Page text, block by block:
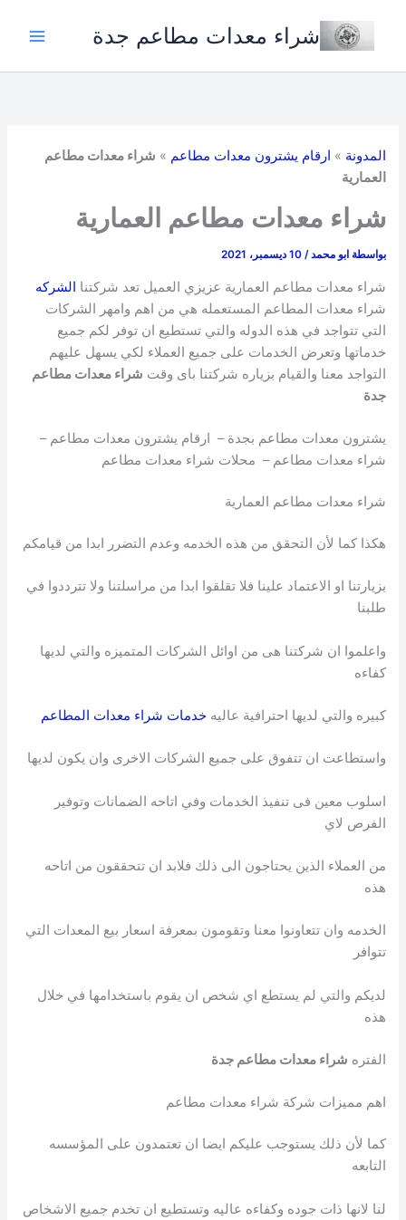
المحتوى
شراء معدات مطاعم جدة
المدونة » ارقام يشترون معدات مطاعم » شراء معدات مطاعم
العمارية
شراء معدات مطاعم العمارية
بواسطة ابو محمد/10 ديسمبر، 2021
شراء معدات مطاعم العمارية عزيزي العميل تعد شركتنا الشركه
شراء معدات المطاعم المستعمله هي من اهم وامهر الشركات
التي تتواجد في هذه الدوله والتي تستطيع ان توفر لكم جميع
خدماتها وتعرض الخدمات على جميع العملاء لكي يسهل عليهم
التواجد معنا والقيام بزياره شركتنا باى وقت شراء معدات مطاعم
جدة
يشترون معدات مطاعم بجدة – ارقام يشترون معدات مطاعم –
شراء معدات مطاعم – محلات شراء معدات مطاعم
شراء معدات مطاعم العمارية
هكذا كما لأن التحقق من هذه الخدمه وعدم التضرر ابدا من قيامكم
بزيارتنا او الاعتماد علينا فلا تقلقوا ابدا من مراسلتنا ولا تترددوا في
طلبنا
واعلموا ان شركتنا هى من اوائل الشركات المتميزه والتي لديها
كفاءه
كبيره والتي لديها احترافية عاليهخدمات شراء معدات المطاعم
واستطاعت ان تتفوق على جميع الشركات الاخرى وان يكون لديها
اسلوب معين فى تنفيذ الخدمات وفي اتاحه الضمانات وتوفير
الفرص لاي
من العملاء الذين يحتاجون الى ذلك فلابد ان تتحققون من اتاحه
هذه
الخدمه وان تتعاونوا معنا وتقومون بمعرفة اسعار بيع المعدات التي
تتوافر
لديكم والتي لم يستطع اي شخص ان يقوم باستخدامها في خلال
هذه
الفتره شراء معدات مطاعم جدة
اهم مميزات شركة شراء معدات مطاعم
كما لأن ذلك يستوجب عليكم ايضا ان تعتمدون على المؤسسه
التابعه
لنا لانها ذات جوده وكفاءه عاليه وتستطيع ان تخدم جميع الاشخاص